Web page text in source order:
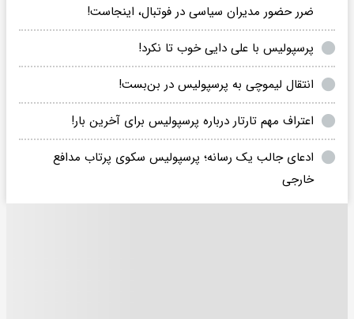
ضرر حضور مدیران سیاسی در فوتبال، اینجاست!
پرسپولیس با علی دایی خوب تا نکرد!
انتقال لیموچی به پرسپولیس در بن‌بست!
اعتراف مهم تارتار درباره پرسپولیس برای آخرین بار!
ادعای جالب یک رسانه؛ پرسپولیس سکوی پرتاب مدافع
خارجی